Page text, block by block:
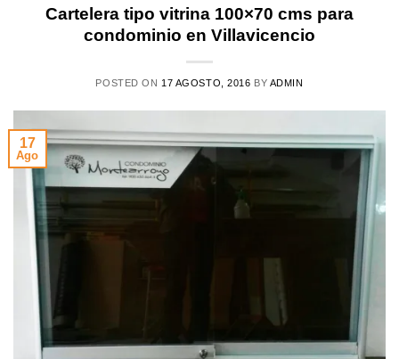
Cartelera tipo vitrina 100×70 cms para
condominio en Villavicencio
POSTED ON 17 AGOSTO, 2016 BY ADMIN
17
Ago